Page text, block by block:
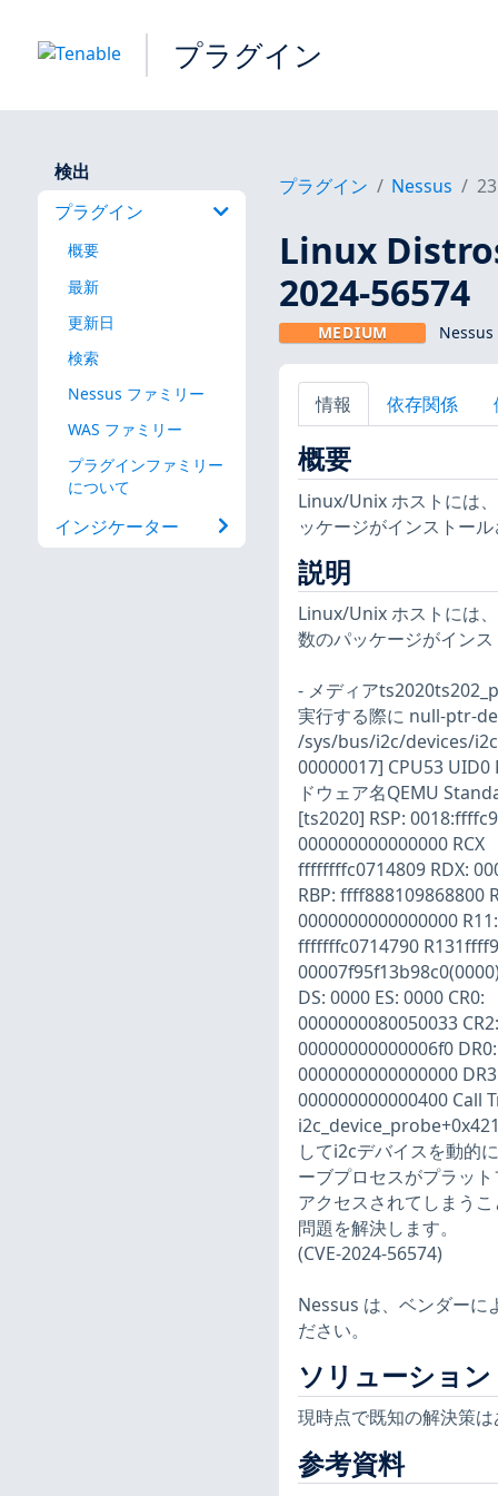
プラグイン
検出
プラグイン
概要
最新
更新日
検索
Nessus ファミリー
WAS ファミリー
プラグインファミリー
について
インジケーター
プラグイン Nessus
Linux
2024-56574
MEDIUM Nessus
情報 依存関係
概要
Linux/Unix ホストには
ッケージがインストール
説明
Linux/Unix ホストには
数のパッケージがインス
- メディア
実行する際に null-ptr-
/sys/bus/i2c/devices/
00000017] CPU53
ドウェア名QEMU
[ts2020] RSP:
000000000000000 RCX
ffffffffc0714809 RDX:
RBP: ffff888109868800
0000000000000000
fffffffc0714790
DS: 0000 ES: 0000 CR0:
0000000080050033
00000000000006f0
0000000000000000
000000000000400 Call
してi2cデバイスを動的
ーブプロセスがプラッ
アクセスされてしまう
問題を解決します。
(CVE-2024-56574)
Nessus は、ベンダーに
ださい。
ソリューション
現時点で既知の解決策は
参考資料